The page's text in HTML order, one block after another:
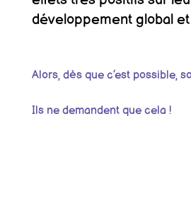
développement global
Alors, dès que c’est possible,
Ils ne demandent que cela !